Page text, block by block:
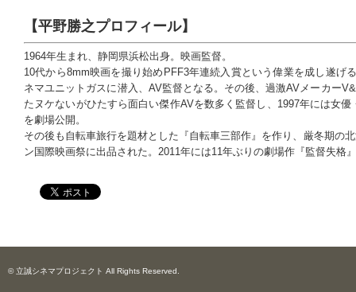
【平野勝之プロフィール】
1964年生まれ、静岡県浜松出身。映画監督。
10代から8mm映画を撮り始めPFF3年連続入賞という偉業を成し遂げ
ネマユニットガスに潜入、AV監督となる。その後、過激AVメーカー
たヌケないがひたすら面白い傑作AVを数多く監督し、1997年には女
を劇場公開。
その後も自転車旅行を題材とした『自転車三部作』を作り、厳冬期の
ン国際映画祭に出品された。2011年には11年ぶりの劇場作『監督失格
© 立誠シネマプロジェクト All Rights Reserved.